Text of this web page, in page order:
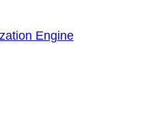
Engine